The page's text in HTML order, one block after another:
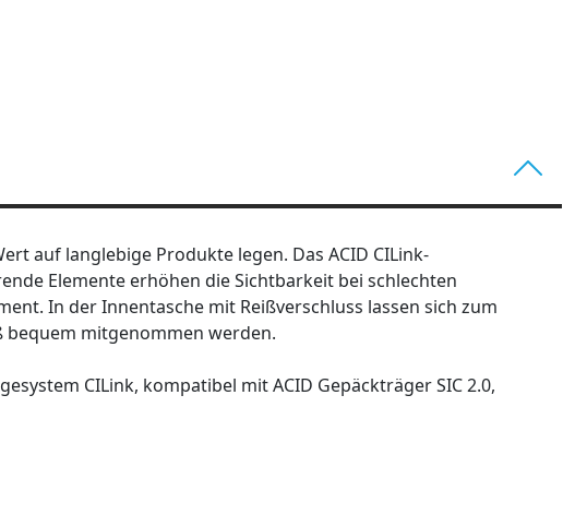
auf langlebige Produkte legen. Das ACID CILink-
Elemente erhöhen die Sichtbarkeit bei schlechten
In der Innentasche mit Reißverschluss lassen sich zum
bequem mitgenommen werden.
CILink, kompatibel mit ACID Gepäckträger SIC 2.0,